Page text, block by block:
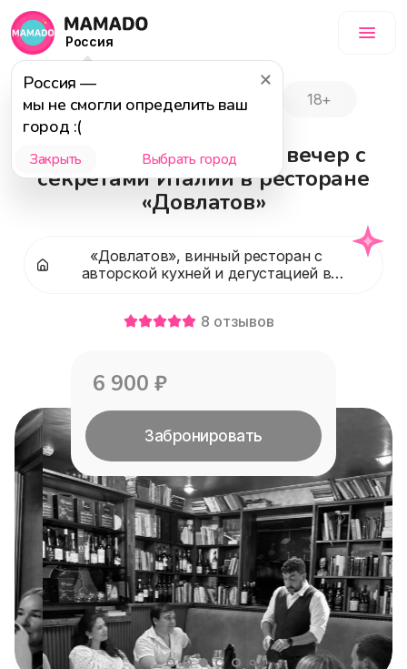
Россия
Россия —
мы не смогли определить ваш
город :(
Закрыть Выбрать город
«Довлатов», винный ресторан с
авторской кухней и дегустацией в
Событие завершилось 18+
Эногастрономический вечер с
секретами Италии в ресторане
«Довлатов»
8 отзывов
6 900 ₽
Забронировать